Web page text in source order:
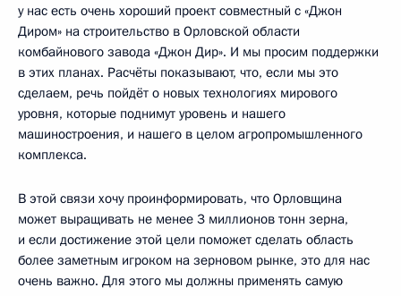
у нас есть очень хороший проект совместный с «Джон
Диром» на строительство в Орловской области
комбайнового завода «Джон Дир». И мы просим поддержки
в этих планах. Расчёты показывают, что, если мы это
сделаем, речь пойдёт о новых технологиях мирового
уровня, которые поднимут уровень и нашего
машиностроения, и нашего в целом агропромышленного
комплекса.
В этой связи хочу проинформировать, что Орловщина
может выращивать не менее 3 миллионов тонн зерна,
и если достижение этой цели поможет сделать область
более заметным игроком на зерновом рынке, это для нас
очень важно. Для этого мы должны применять самую